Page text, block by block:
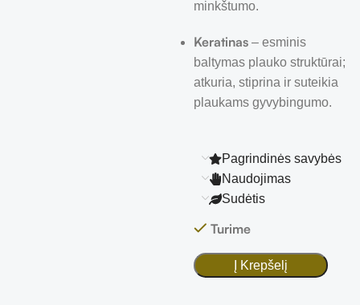
minkštumo.
Keratinas – esminis
baltymas plauko struktūrai;
atkuria, stiprina ir suteikia
plaukams gyvybingumo.
Pagrindinės savybės
Naudojimas
Sudėtis
Turime
Į Krepšelį